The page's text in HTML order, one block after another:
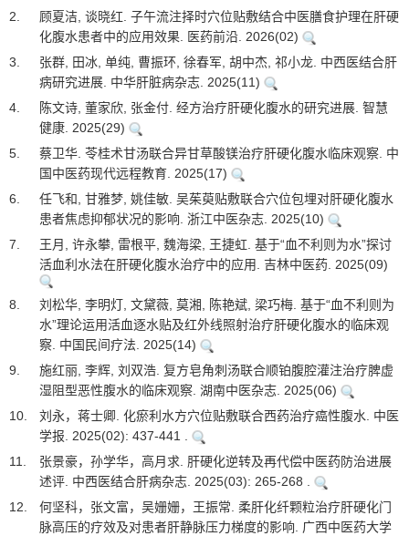
2.
顾夏洁, 谈晓红. 子午流注择时穴位贴敷结合中医膳食护理在肝硬
化腹水患者中的应用效果. 医药前沿. 2026(02)
3.
张群, 田冰, 单纯, 曹振环, 徐春军, 胡中杰, 祁小龙. 中西医结合肝
病研究进展. 中华肝脏病杂志. 2025(11)
4.
陈文诗, 董家欣, 张金付. 经方治疗肝硬化腹水的研究进展. 智慧
健康. 2025(29)
5.
蔡卫华. 苓桂术甘汤联合异甘草酸镁治疗肝硬化腹水临床观察. 中
国中医药现代远程教育. 2025(17)
6.
任飞和, 甘雅梦, 姚佳敏. 吴茱萸贴敷联合穴位包埋对肝硬化腹水
患者焦虑抑郁状况的影响. 浙江中医杂志. 2025(10)
7.
王月, 许永攀, 雷根平, 魏海梁, 王捷虹. 基于“血不利则为水”探讨
活血利水法在肝硬化腹水治疗中的应用. 吉林中医药. 2025(09)
8.
刘松华, 李明灯, 文黛薇, 莫湘, 陈艳斌, 梁巧梅. 基于“血不利则为
水”理论运用活血逐水贴及红外线照射治疗肝硬化腹水的临床观
察. 中国民间疗法. 2025(14)
9.
施红丽, 李辉, 刘双浩. 复方皂角刺汤联合顺铂腹腔灌注治疗脾虚
湿阻型恶性腹水的临床观察. 湖南中医杂志. 2025(06)
10.
刘永，蒋士卿. 化瘀利水方穴位贴敷联合西药治疗癌性腹水. 中医
学报. 2025(02): 437-441 .
11.
张景豪，孙学华，高月求. 肝硬化逆转及再代偿中医药防治进展
述评. 中西医结合肝病杂志. 2025(03): 265-268 .
12.
何坚科，张文富，吴姗姗，王振常. 柔肝化纤颗粒治疗肝硬化门
脉高压的疗效及对患者肝静脉压力梯度的影响. 广西中医药大学